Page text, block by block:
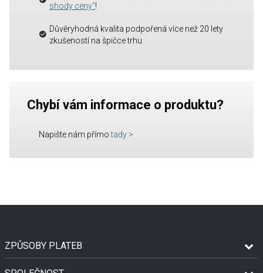
shody ceny“!
Důvěryhodná kvalita podpořená více než 20 lety
zkušeností na špičce trhu
Chybí vám informace o produktu?
Napište nám přímo tady >
ZPŮSOBY PLATEB